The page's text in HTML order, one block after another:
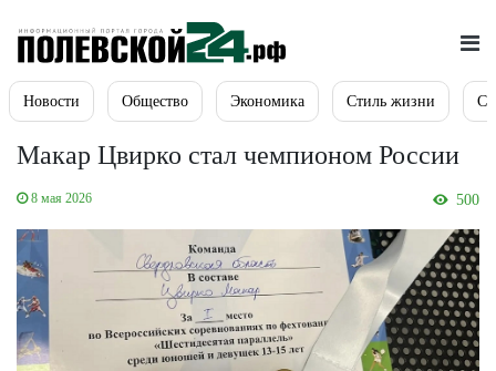
Новости Общество Экономика Стиль жизни
Макар Цвирко стал чемпионом России
8 мая 2026 500